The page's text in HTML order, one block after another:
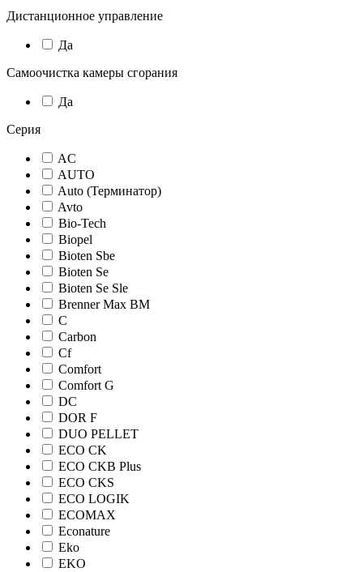
Дистанционное управление
Да
Самоочистка камеры сгорания
Да
Серия
AC
AUTO
Auto (Терминатор)
Avto
Bio-Tech
Biopel
Bioten Sbe
Bioten Se
Bioten Se Sle
Brenner Max BM
C
Carbon
Cf
Comfort
Comfort G
DC
DOR F
DUO PELLET
ECO CK
ECO CKB Plus
ECO CKS
ECO LOGIK
ECOMAX
Econature
Eko
EKO